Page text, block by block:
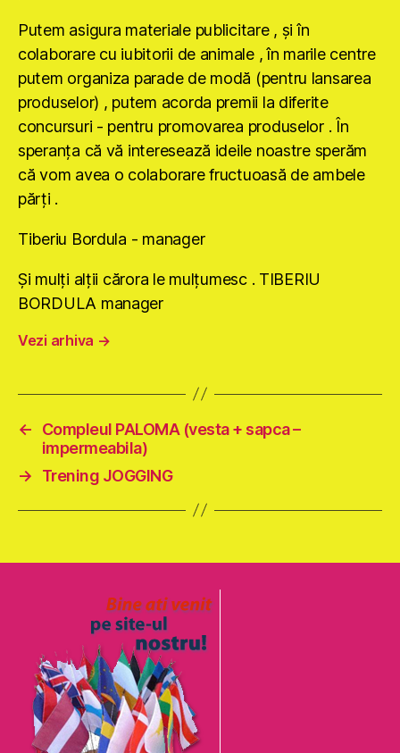
Putem asigura materiale publicitare , şi în
colaborare cu iubitorii de animale , în marile centre
putem organiza parade de modă (pentru lansarea
produselor) , putem acorda premii la diferite
concursuri - pentru promovarea produselor . În
speranţa că vă interesează ideile noastre sperăm
că vom avea o colaborare fructuoasă de ambele
părţi .
Tiberiu Bordula - manager
Şi mulţi alţii cărora le mulţumesc . TIBERIU
BORDULA manager
Vezi arhiva →
←
Compleul PALOMA (vesta + sapca –
impermeabila)
→
Trening JOGGING